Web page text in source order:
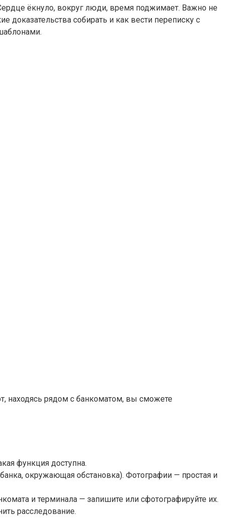
ёкнуло, вокруг люди, время поджимает. Важно не
доказательства собирать и как вести переписку с
находясь рядом с банкоматом, вы сможете
функция доступна.
окружающая обстановка). Фотографии — простая и
и терминала — запишите или сфотографируйте их.
расследование.